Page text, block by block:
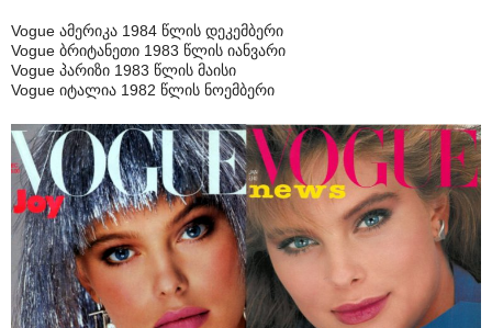
Vogue ამერიკა 1984 წლის დეკემბერი
Vogue ბრიტანეთი 1983 წლის იანვარი
Vogue პარიზი 1983 წლის მაისი
Vogue იტალია 1982 წლის ნოემბერი